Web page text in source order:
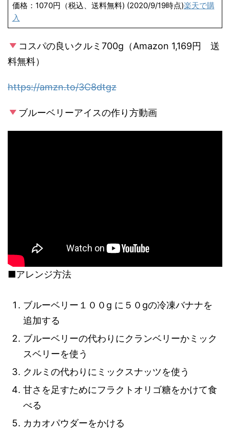
価格：1070円（税込、送料無料) (2020/9/19時点)楽天で購
入
コスパの良いクルミ700g（Amazon 1,169円 送
料無料）
https://amzn.to/3C8dtgz
ブルーベリーアイスの作り方動画
■アレンジ方法
ブルーベリー１００g に５０gの冷凍バナナを
追加する
ブルーベリーの代わりにクランベリーかミック
スベリーを使う
クルミの代わりにミックスナッツを使う
甘さを足すためにフラクトオリゴ糖をかけて食
べる
カカオパウダーをかける